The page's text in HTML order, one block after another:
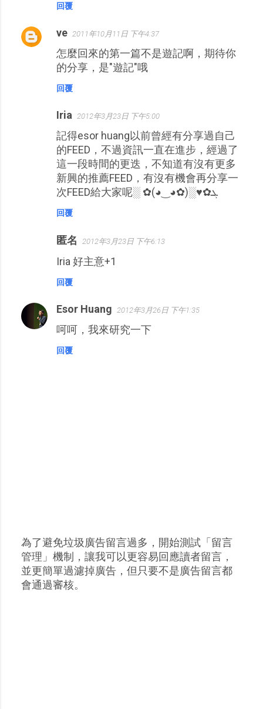
回覆
ve 2011年10月11日 下午4:37
怎麼回來的第一篇不是遊記啊，期待你
的分享，是"遊記"哦
回覆
Iria 2012年3月23日 下午5:00
記得esor huang以前曾經有分享過自己
的FEED，不過資訊一直在進步，經過了
這一段時間的更迭，不知道有沒有更多
新興的推薦FEED，有沒有機會再分享一
次FEED給大家呢░ ✿(◕‿◕✿)░♥✿ܓ
回覆
匿名 2012年3月23日 下午6:13
Iria 好主意+1
回覆
Esor Huang 2012年3月26日 下午1:35
呵呵，我來研究一下
回覆
張
貼
留
為了避免垃圾廣告留言過多，開始測試「留言
管理」機制，讓我可以更容易回應讀者留言，
並更簡單過濾掉廣告，但只要不是廣告留言都
會通過審核。